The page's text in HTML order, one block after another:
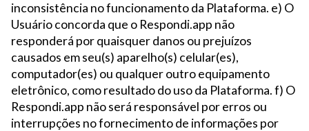
inconsistência no funcionamento da Plataforma. e) O
Usuário concorda que o Respondi.app não
responderá por quaisquer danos ou prejuízos
causados em seu(s) aparelho(s) celular(es),
computador(es) ou qualquer outro equipamento
eletrônico, como resultado do uso da Plataforma. f) O
Respondi.app não será responsável por erros ou
interrupções no fornecimento de informações por